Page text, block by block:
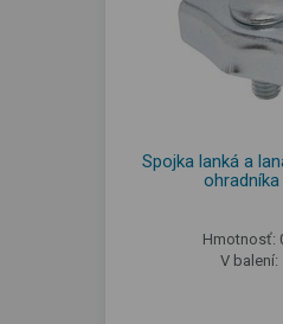
Spojka lanká a
Hmotnosť:
V balení: